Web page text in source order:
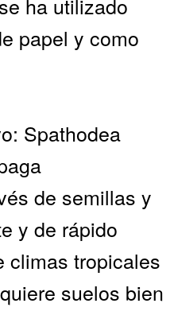
papel y como
Spathodea
de semillas y
y de rápido
climas tropicales
suelos bien